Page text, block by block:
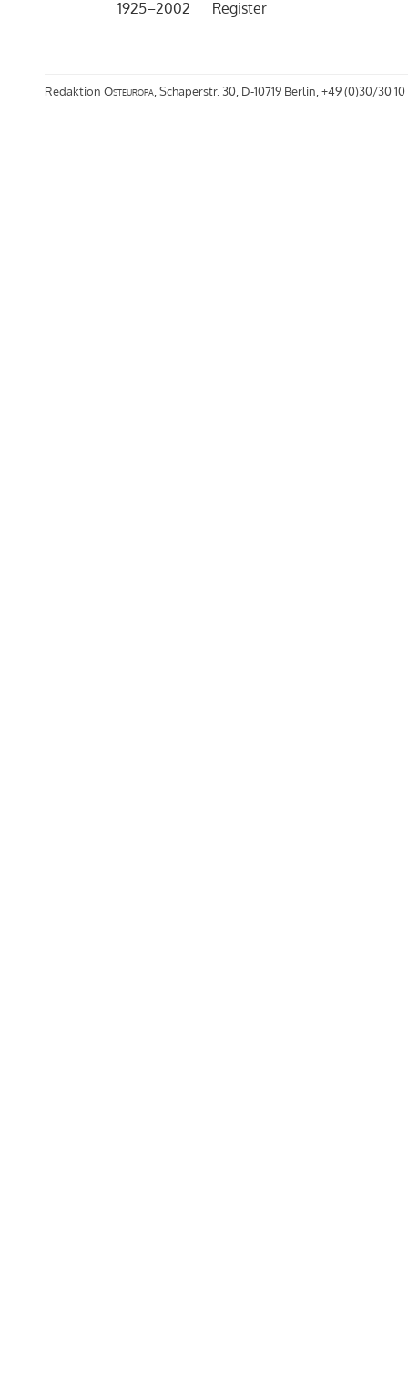
1925–2002 Register
Redaktion Osteuropa, Schaperstr. 30, D-10719 Berlin, +49 (0)30/30